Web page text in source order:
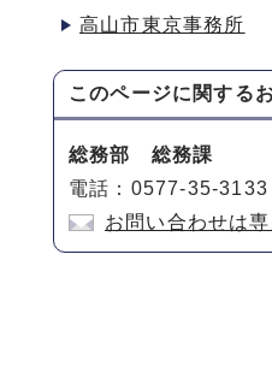
高山市東京事務所
このページに関する
総務部 総務課
電話：0577-35-
お問い合わせは